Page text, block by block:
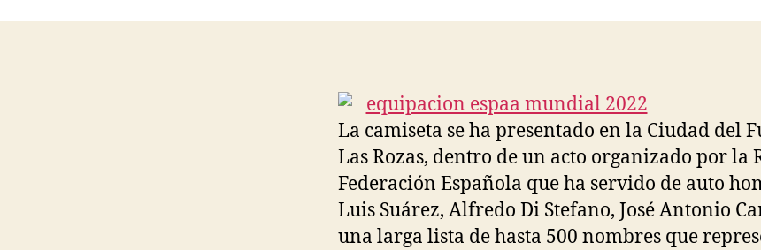
La camiseta se ha presentado en la Ciudad del
Las Rozas, dentro de un acto organizado por la
Federación Española que ha servido de auto
Luis Suárez, Alfredo Di Stefano, José Antonio
una larga lista de hasta 500 nombres que